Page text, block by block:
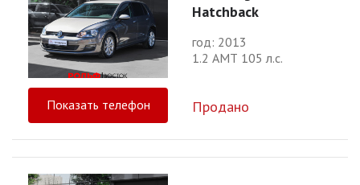
Hatchback
год: 2013
1.2 АМТ 105 л.с.
Показать телефон Продано